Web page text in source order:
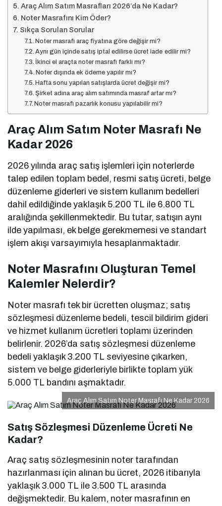
Araç Alım Satım Masrafları 2026’da Ne Kadar?
Noter Masrafını Kim Öder?
Sıkça Sorulan Sorular
Noter masrafı araç fiyatına göre değişir mi?
Aynı gün içinde satış iptal edilirse ücret iade edilir mi?
İkinci el araçta noter masrafı farklı mı?
Noter dışında ek ödeme yapılır mı?
Hafta sonu yapılan satışlarda ücret değişir mi?
Şirket adına araç alım satımında masraf artar mı?
Noter masrafı pazarlık konusu yapılabilir mi?
Araç Alım Satım Noter Masrafı Ne
Kadar 2026
2026 yılında araç satış işlemleri için noterlerde
talep edilen toplam bedel, resmi satış ücreti, belge
düzenleme giderleri ve sistem kullanım bedelleri
dahil edildiğinde yaklaşık 5.200 TL ile 6.800 TL
aralığında şekillenmektedir. Bu tutar, satışın aynı
ilde yapılması, ek belge gerekmemesi ve standart
işlem akışı varsayımıyla hesaplanmaktadır.
Noter Masrafını Oluşturan Temel
Kalemler Nelerdir?
Noter masrafı tek bir ücretten oluşmaz; satış
sözleşmesi düzenleme bedeli, tescil bildirim gideri
ve hizmet kullanım ücretleri toplamı üzerinden
belirlenir. 2026’da satış sözleşmesi düzenleme
bedeli yaklaşık 3.200 TL seviyesine çıkarken,
sistem ve belge giderleriyle birlikte toplam yük
5.000 TL bandını aşmaktadır.
Araç Alım Satım Noter Masrafı Ne Kadar 2026
Satış Sözleşmesi Düzenleme Ücreti Ne
Kadar?
Araç satış sözleşmesinin noter tarafından
hazırlanması için alınan bu ücret, 2026 itibarıyla
yaklaşık 3.000 TL ile 3.500 TL arasında
değişmektedir. Bu kalem, noter masrafının en